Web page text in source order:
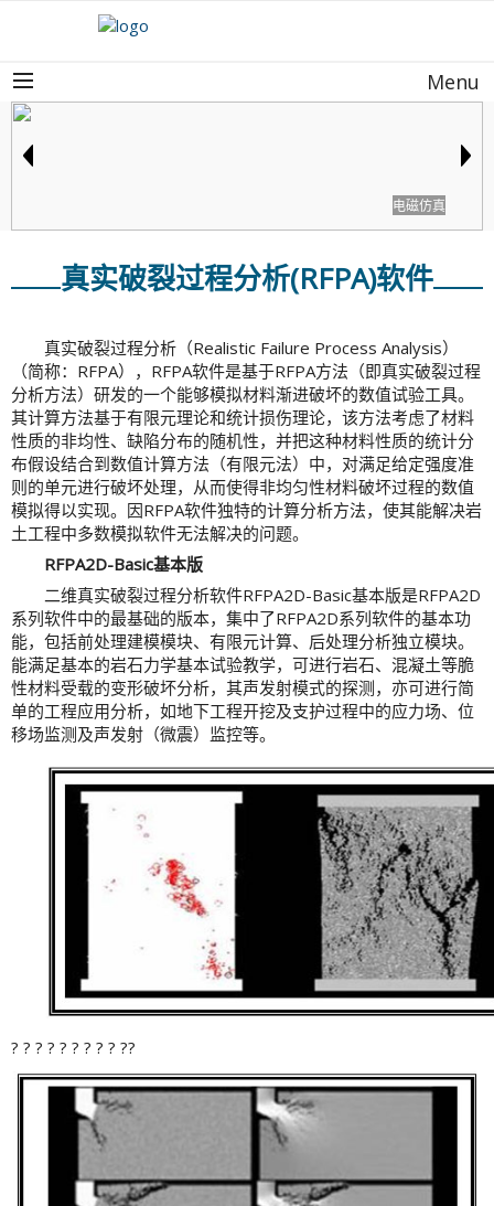
Menu
电磁仿真
真实破裂过程分析(RFPA)软件
真实破裂过程分析（Realistic Failure Process Analysis）
（简称：RFPA），RFPA软件是基于RFPA方法（即真实破裂过程
分析方法）研发的一个能够模拟材料渐进破坏的数值试验工具。
其计算方法基于有限元理论和统计损伤理论，该方法考虑了材料
性质的非均性、缺陷分布的随机性，并把这种材料性质的统计分
布假设结合到数值计算方法（有限元法）中，对满足给定强度准
则的单元进行破坏处理，从而使得非均匀性材料破坏过程的数值
模拟得以实现。因RFPA软件独特的计算分析方法，使其能解决岩
土工程中多数模拟软件无法解决的问题。
RFPA2D-Basic基本版
二维真实破裂过程分析软件RFPA2D-Basic基本版是RFPA2D
系列软件中的最基础的版本，集中了RFPA2D系列软件的基本功
能，包括前处理建模模块、有限元计算、后处理分析独立模块。
能满足基本的岩石力学基本试验教学，可进行岩石、混凝土等脆
性材料受载的变形破坏分析，其声发射模式的探测，亦可进行简
单的工程应用分析，如地下工程开挖及支护过程中的应力场、位
移场监测及声发射（微震）监控等。
? ? ? ? ? ? ? ? ? ??